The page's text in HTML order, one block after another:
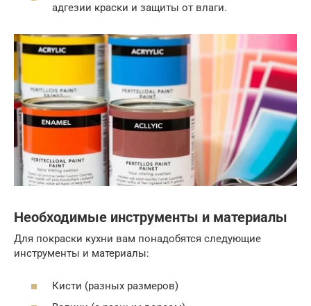
адгезии краски и защиты от влаги.
Необходимые инструменты и материалы
Для покраски кухни вам понадобятся следующие
инструменты и материалы:
Кисти (разных размеров)